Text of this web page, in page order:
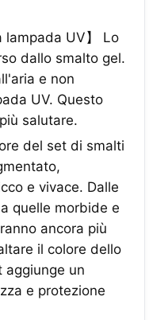
lampada UV】 Lo
dallo smalto gel.
e non
UV. Questo
salutare.
del set di smalti
e vivace. Dalle
quelle morbide e
ancora più
il colore dello
aggiunge un
e protezione